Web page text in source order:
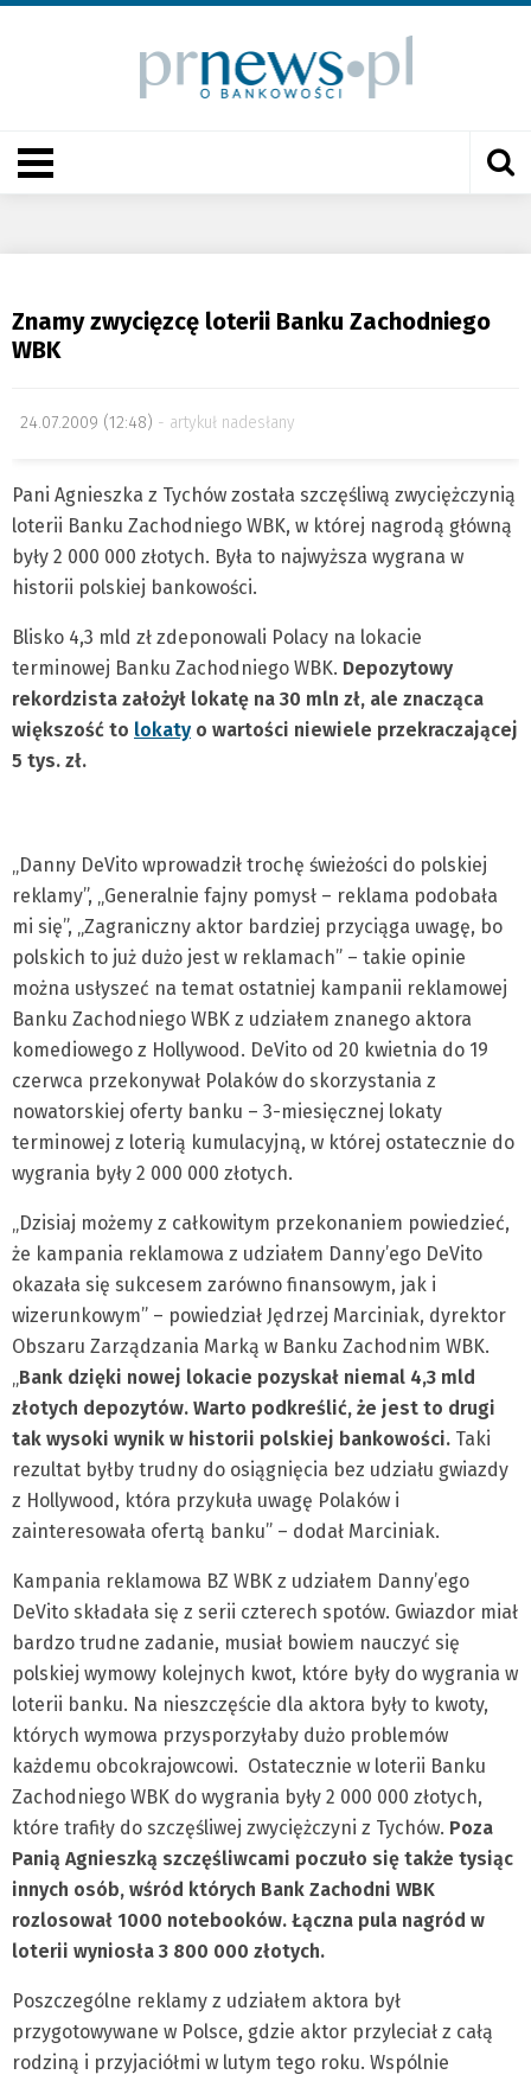
Znamy zwycięzcę loterii Banku Zachodniego
WBK
24.07.2009 (12:48) artykuł nadesłany
Pani Agnieszka z Tychów została szczęśliwą zwyciężczynią
loterii Banku Zachodniego WBK, w której nagrodą główną
były 2 000 000 złotych. Była to najwyższa wygrana w
historii polskiej bankowości.
Blisko 4,3 mld zł zdeponowali Polacy na lokacie
terminowej Banku Zachodniego WBK. Depozytowy
rekordzista założył lokatę na 30 mln zł, ale znacząca
większość to lokaty o wartości niewiele przekraczającej
5 tys. zł.
„Danny DeVito wprowadził trochę świeżości do polskiej
reklamy”, „Generalnie fajny pomysł – reklama podobała
mi się”, „Zagraniczny aktor bardziej przyciąga uwagę, bo
polskich to już dużo jest w reklamach” – takie opinie
można usłyszeć na temat ostatniej kampanii reklamowej
Banku Zachodniego WBK z udziałem znanego aktora
komediowego z Hollywood. DeVito od 20 kwietnia do 19
czerwca przekonywał Polaków do skorzystania z
nowatorskiej oferty banku – 3-miesięcznej lokaty
terminowej z loterią kumulacyjną, w której ostatecznie do
wygrania były 2 000 000 złotych.
„Dzisiaj możemy z całkowitym przekonaniem powiedzieć,
że kampania reklamowa z udziałem Danny’ego DeVito
okazała się sukcesem zarówno finansowym, jak i
wizerunkowym” – powiedział Jędrzej Marciniak, dyrektor
Obszaru Zarządzania Marką w Banku Zachodnim WBK.
„Bank dzięki nowej lokacie pozyskał niemal 4,3 mld
złotych depozytów. Warto podkreślić, że jest to drugi
tak wysoki wynik w historii polskiej bankowości. Taki
rezultat byłby trudny do osiągnięcia bez udziału gwiazdy
z Hollywood, która przykuła uwagę Polaków i
zainteresowała ofertą banku” – dodał Marciniak.
Kampania reklamowa BZ WBK z udziałem Danny’ego
DeVito składała się z serii czterech spotów. Gwiazdor miał
bardzo trudne zadanie, musiał bowiem nauczyć się
polskiej wymowy kolejnych kwot, które były do wygrania w
loterii banku. Na nieszczęście dla aktora były to kwoty,
których wymowa przysporzyłaby dużo problemów
każdemu obcokrajowcowi. Ostatecznie w loterii Banku
Zachodniego WBK do wygrania były 2 000 000 złotych,
które trafiły do szczęśliwej zwyciężczyni z Tychów. Poza
Panią Agnieszką szczęśliwcami poczuło się także tysiąc
innych osób, wśród których Bank Zachodni WBK
rozlosował 1000 notebooków. Łączna pula nagród w
loterii wyniosła 3 800 000 złotych.
Poszczególne reklamy z udziałem aktora był
przygotowywane w Polsce, gdzie aktor przyleciał z całą
rodziną i przyjaciółmi w lutym tego roku. Wspólnie